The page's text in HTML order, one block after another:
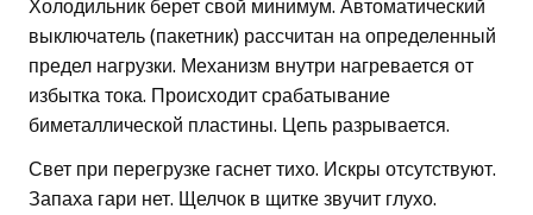
Холодильник берет свой минимум. Автоматический
выключатель (пакетник) рассчитан на определенный
предел нагрузки. Механизм внутри нагревается от
избытка тока. Происходит срабатывание
биметаллической пластины. Цепь разрывается.
Свет при перегрузке гаснет тихо. Искры отсутствуют.
Запаха гари нет. Щелчок в щитке звучит глухо.